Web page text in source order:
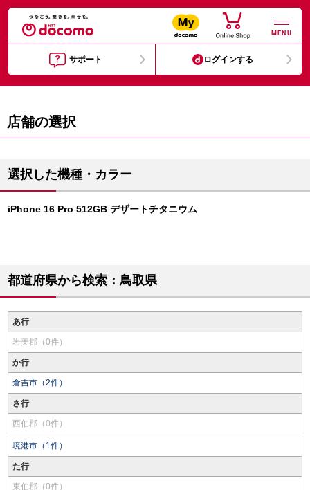
MENU
サポート ログインする
店舗の選択
選択した機種・カラー
iPhone 16 Pro 512GB デザートチタニウム
都道府県から検索：鳥取県
あ行
岩美郡（0件）
か行
倉吉市（2件）
さ行
西伯郡（0件）
境港市（1件）
た行
東伯郡（0件）